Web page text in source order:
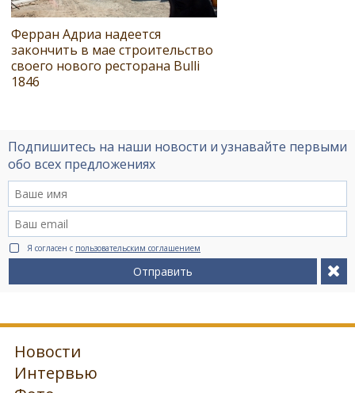
Ферран Адриа надеется
закончить в мае строительство
своего нового ресторана Bulli
1846
Подпишитесь на наши новости и узнавайте первыми
обо всех предложениях
Я согласен с пользовательским соглашением
Отправить
Новости
Интервью